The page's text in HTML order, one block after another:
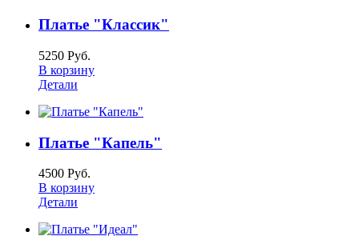
Платье "Классик"
5250 Руб.
В корзину
Детали
Платье "Капель"
4500 Руб.
В корзину
Детали